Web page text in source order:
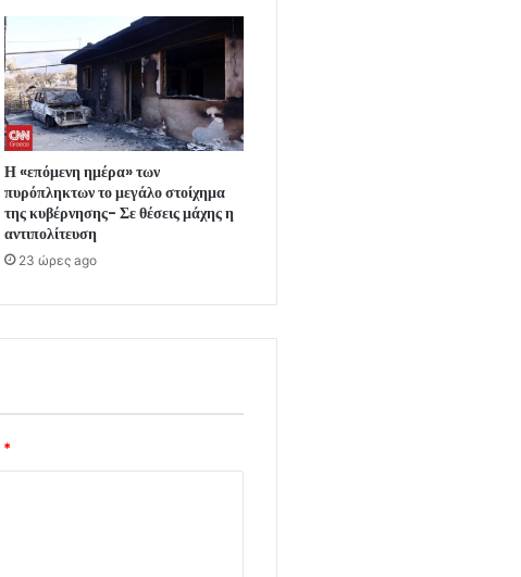
Η «επόμενη ημέρα» των
πυρόπληκτων το μεγάλο στοίχημα
της κυβέρνησης- Σε θέσεις μάχης η
αντιπολίτευση
23 ώρες ago
*